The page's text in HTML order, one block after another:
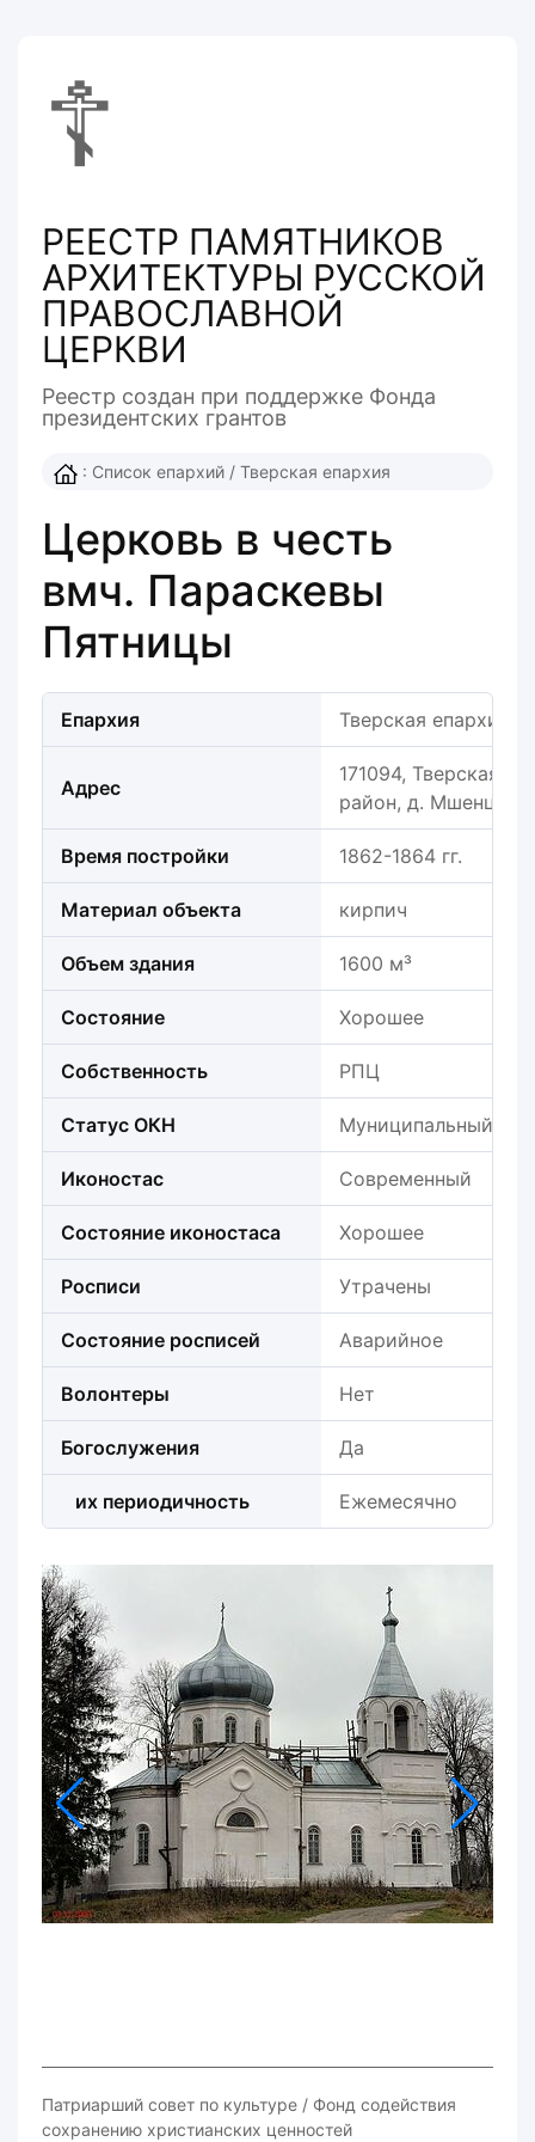
☦
РЕЕСТР ПАМЯТНИКОВ
АРХИТЕКТУРЫ РУССКОЙ
ПРАВОСЛАВНОЙ
ЦЕРКВИ
Реестр создан при поддержке Фонда
президентcких грантов
: Список епархий / Тверская епархия
Церковь в честь
вмч. Параскевы
Пятницы
Епархия Тверская епархия
Адрес
171094, Тверская
район, д. Мшенцы
Время постройки 1862-1864 гг.
Материал объекта кирпич
Объем здания 1600 м³
Состояние Хорошее
Собственность РПЦ
Статус ОКН Муниципальный
Иконостас Современный
Состояние иконостаса Хорошее
Росписи Утрачены
Состояние росписей Аварийное
Волонтеры Нет
Богослужения Да
их периодичность Ежемесячно
Патриарший совет по культуре / Фонд содействия
сохранению христианских ценностей